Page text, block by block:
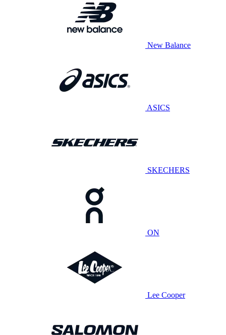
New Balance
ASICS
SKECHERS
ON
Lee Cooper